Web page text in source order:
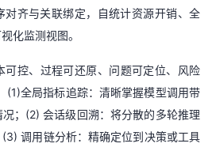
对齐与关联绑定，自统计资源开销、全
化监测视图。
可控、过程可还原、问题可定位、风险
(1)全局指标追踪：清晰掌握模型调用带
； (2)会话级回溯：将分散的多轮推理
(3)调用链分析：精确定位到决策或工具